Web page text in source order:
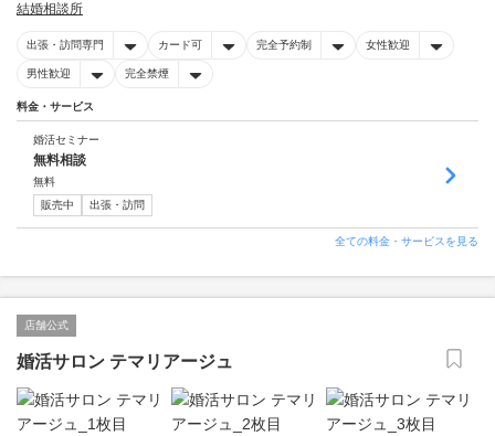
結婚相談所
出張・訪問専門 カード可 完全予約制 女性歓迎
男性歓迎 完全禁煙
料金・サービス
婚活セミナー
無料相談
無料
販売中
出張・訪問
全ての料金・サービスを見る
店舗公式
婚活サロン テマリアージュ